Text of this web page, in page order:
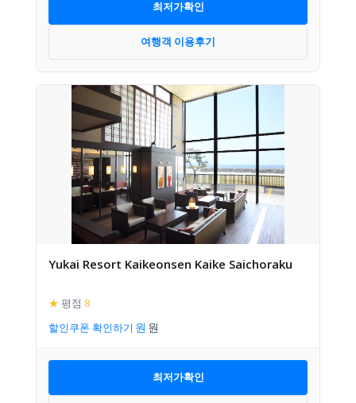
최저가확인
여행객 이용후기
Yukai Resort Kaikeonsen Kaike Saichoraku
★ 평점 8
할인쿠폰 확인하기
최저가확인